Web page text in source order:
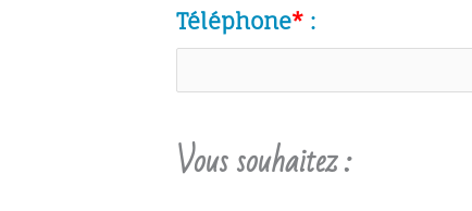
Téléphone* :
Vous souhaitez :